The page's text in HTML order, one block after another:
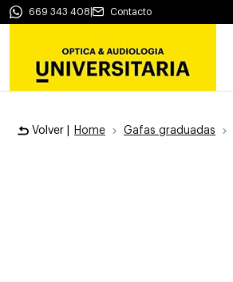
669 343 408 Contacto
Volver | Home Gafas graduadas